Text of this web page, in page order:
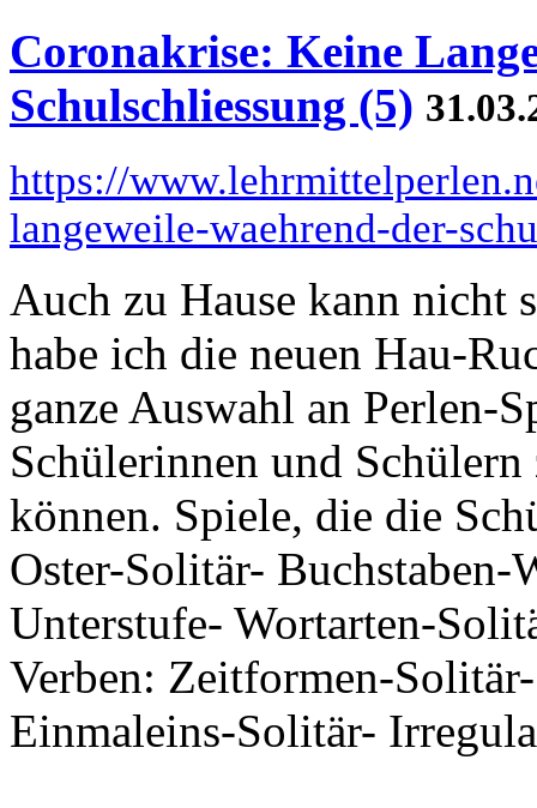
Coronakrise: Keine
Schulschliessung (5)
https://
langeweile-waehrend-der-
Auch zu Hause kann nicht
habe ich die neuen Hau-
ganze Auswahl an Perlen-
Schülerinnen und
können. Spiele, die die
Oster-Solitär-
Unterstufe- Wortarten-
Verben: Zeitformen-
Einmaleins-Solitär-